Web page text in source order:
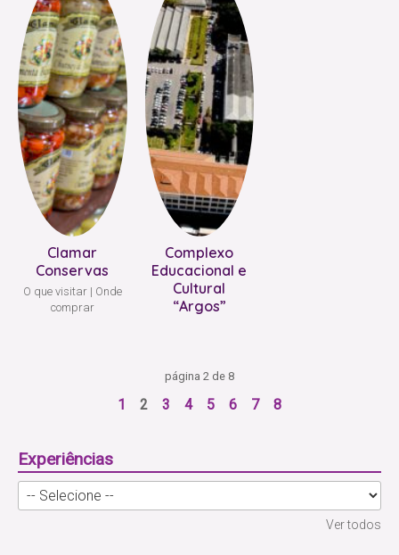
Clamar
Conservas
O que visitar
Onde
comprar
Complexo
Educacional e
Cultural
“Argos”
página 2 de 8
1 2 3 4 5 6 7 8
Experiências
Ver todos